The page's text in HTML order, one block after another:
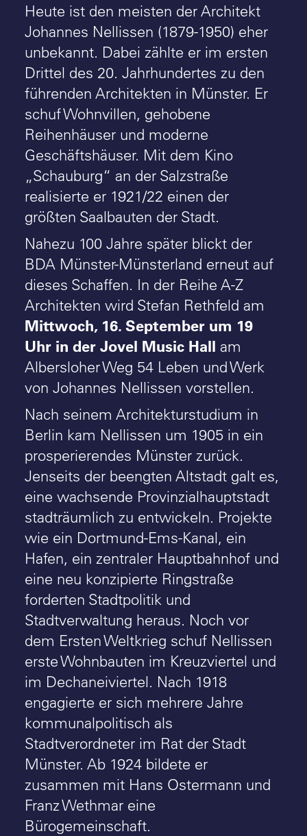
Heute ist den meisten der Architekt
Johannes Nellissen (1879-1950) eher
unbekannt. Dabei zählte er im ersten
Drittel des 20. Jahrhundertes zu den
führenden Architekten in Münster. Er
schuf Wohnvillen, gehobene
Reihenhäuser und moderne
Geschäftshäuser. Mit dem Kino
„Schauburg“ an der Salzstraße
realisierte er 1921/22 einen der
größten Saalbauten der Stadt.
Nahezu 100 Jahre später blickt der
BDA Münster-Münsterland erneut auf
dieses Schaffen. In der Reihe A-Z
Architekten wird Stefan Rethfeld am
Mittwoch, 16. September um 19
Uhr in der Jovel Music Hall am
Albersloher Weg 54 Leben und Werk
von Johannes Nellissen vorstellen.
Nach seinem Architekturstudium in
Berlin kam Nellissen um 1905 in ein
prosperierendes Münster zurück.
Jenseits der beengten Altstadt galt es,
eine wachsende Provinzialhauptstadt
stadträumlich zu entwickeln. Projekte
wie ein Dortmund-Ems-Kanal, ein
Hafen, ein zentraler Hauptbahnhof und
eine neu konzipierte Ringstraße
forderten Stadtpolitik und
Stadtverwaltung heraus. Noch vor
dem Ersten Weltkrieg schuf Nellissen
erste Wohnbauten im Kreuzviertel und
im Dechaneiviertel. Nach 1918
engagierte er sich mehrere Jahre
kommunalpolitisch als
Stadtverordneter im Rat der Stadt
Münster. Ab 1924 bildete er
zusammen mit Hans Ostermann und
Franz Wethmar eine
Bürogemeinschaft.